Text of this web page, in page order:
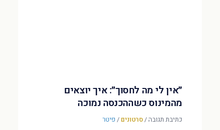
״אין לי מה לחסוך״: איך יוצאים
מהמינוס כשההכנסה נמוכה
כתיבת תגובה/סרטונים / פיטר